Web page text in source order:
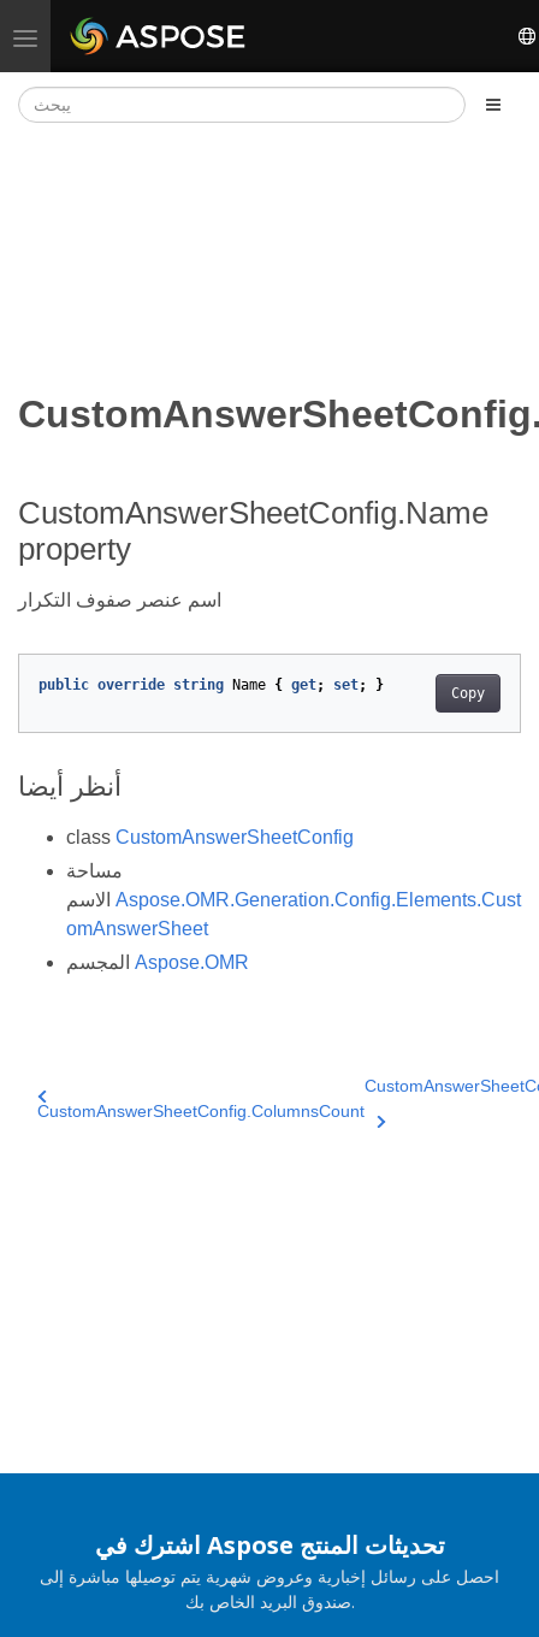
تبديل التنقل
CustomAnswerSheetConfig.Name
property
اسم عنصر صفوف التكرار
Copy
public override string Name { get; set; }
أنظر أيضا
class CustomAnswerSheetConfig
مساحة
Aspose.OMR.Generation.Config.Elements.Cust
omAnswerSheet
Aspose.OMR
CustomAnswerSheetConfig.ColumnsCount
اشترك في Aspose تحديثات المنتج
احصل على رسائل إخبارية وعروض شهرية يتم توصيلها مباشرة إلى
صندوق البريد الخاص بك.